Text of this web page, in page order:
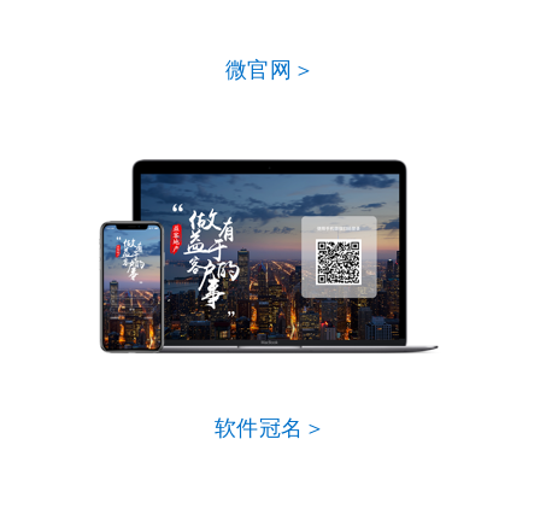
微官网＞
软件冠名＞